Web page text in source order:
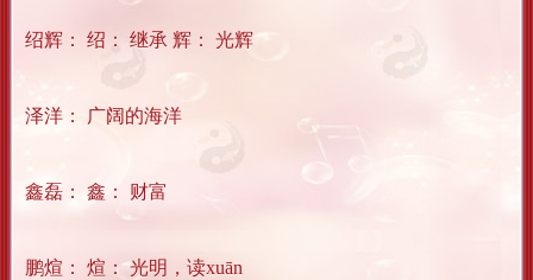
绍辉： 绍： 继承 辉： 光辉
泽洋： 广阔的海洋
鑫磊： 鑫： 财富
鹏煊： 煊： 光明，读xuān